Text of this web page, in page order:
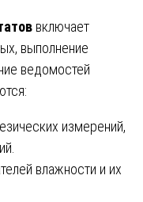
включает
выполнение
ведомостей
измерений,
влажности и их